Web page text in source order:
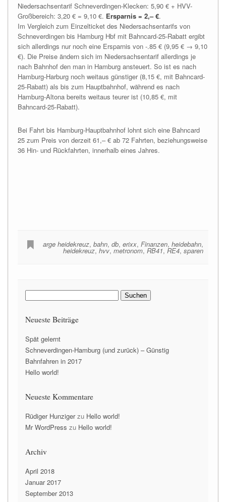
Niedersachsentarif Schneverdingen-Klecken: 5,90 € + HVV-
Großbereich: 3,20 € = 9,10 €. Ersparnis = 2,– €.
Im Vergleich zum Einzelticket des Niedersachsentarifs von
Schneverdingen bis Hamburg Hbf mit Bahncard-25-Rabatt ergibt
sich allerdings nur noch eine Ersparnis von -.85 € (9,95 € → 9,10
€). Die Preise ändern sich im Niedersachsentarif allerdings je
nach Bahnhof den man in Hamburg ansteuert. So ist es nach
Hamburg-Harburg noch weitaus günstiger (8,15 €, mit Bahncard-
25-Rabatt) als bis zum Hauptbahnhof, während es nach
Hamburg-Altona bereits weitaus teurer ist (10,85 €, mit
Bahncard-25-Rabatt).
Bei Fahrt bis Hamburg-Hauptbahnhof lohnt sich eine Bahncard
25 zum Preis von derzeit 61,– € ab 72 Fahrten, beziehungsweise
36 Hin- und Rückfahrten, innerhalb eines Jahres.
arge heidekreuz,bahn,db,erixx,Finanzen,heidebahn,
heidekreuz,hvv,metronom,RB41,RE4,sparen
Suchen
nach:
Neueste Beiträge
Spät gelernt
Schneverdingen-Hamburg (und zurück) – Günstig
Bahnfahren in 2017
Hello world!
Neueste Kommentare
Rüdiger Hunzigerzu Hello world!
Mr WordPress zu Hello world!
Archiv
April 2018
Januar 2017
September 2013